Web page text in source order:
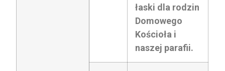
łaski dla rodzin
Domowego
Kościoła i
naszej parafii.